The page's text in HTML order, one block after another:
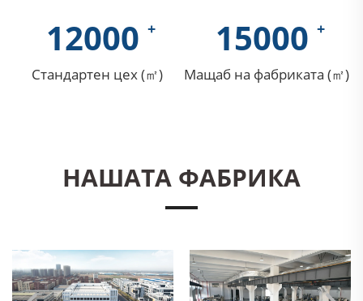
12000
Стандартен цех (㎡)
15000
Мащаб на фабриката (㎡)
НАШАТА ФАБРИКА